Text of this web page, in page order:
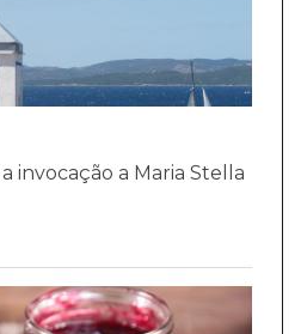
invocação a Maria Stella